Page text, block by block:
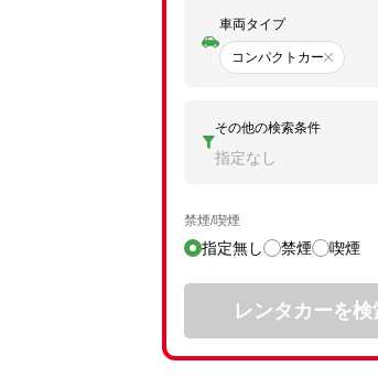
車両タイプ
コンパクトカー
その他の検索条件
指定なし
禁煙/喫煙
指定無し 禁煙 喫煙
レンタカーを検